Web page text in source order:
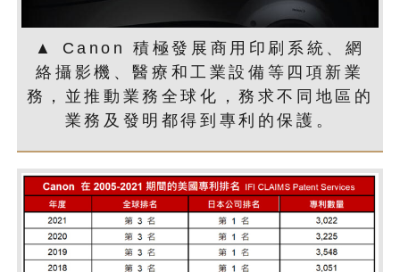
▲ Canon 積極發展商用印刷系統、網
絡攝影機、醫療和工業設備等四項新業
務，並推動業務全球化，務求不同地區的
業務及發明都得到專利的保護。